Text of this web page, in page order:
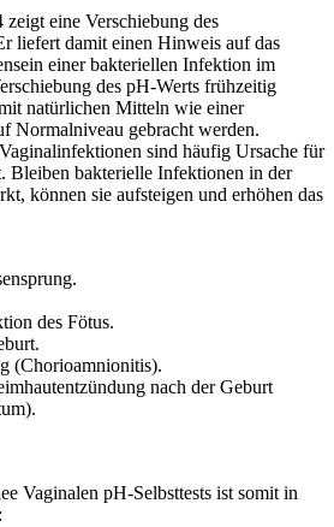
eine Verschiebung des
liefert damit einen Hinweis auf das
einer bakteriellen Infektion im
des pH-Werts frühzeitig
natürlichen Mitteln wie einer
Normalniveau gebracht werden.
sind häufig Ursache für
Bleiben bakterielle Infektionen in der
können sie aufsteigen und erhöhen das
des Fötus.
(Chorioamnionitis).
nach der Geburt
Vaginalen pH-Selbsttests ist somit in